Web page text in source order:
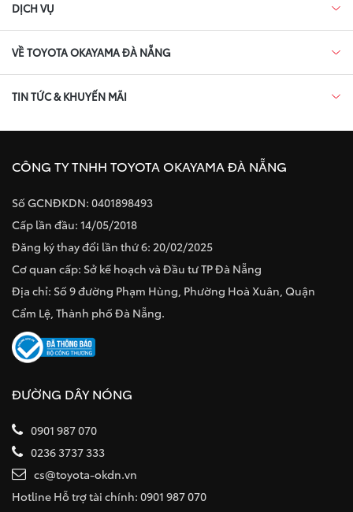
DỊCH VỤ
VỀ TOYOTA OKAYAMA ĐÀ NẴNG
TIN TỨC & KHUYẾN MÃI
CÔNG TY TNHH TOYOTA OKAYAMA ĐÀ NẴNG
Số GCNĐKDN: 0401898493
Cấp lần đầu: 14/05/2018
Đăng ký thay đổi lần thứ 6: 20/02/2025
Cơ quan cấp: Sở kế hoạch và Đầu tư TP Đà Nẵng
Địa chỉ: Số 9 đường Phạm Hùng, Phường Hoà Xuân, Quận
Cẩm Lệ, Thành phố Đà Nẵng.
ĐƯỜNG DÂY NÓNG
0901 987 070
0236 3737 333
cs@toyota-okdn.vn
Hotline Hỗ trợ tài chính: 0901 987 070